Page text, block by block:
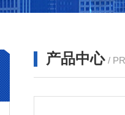
产品中心 /